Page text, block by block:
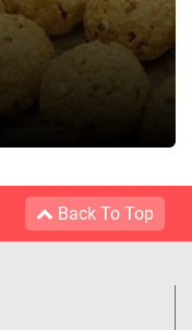
Back To Top